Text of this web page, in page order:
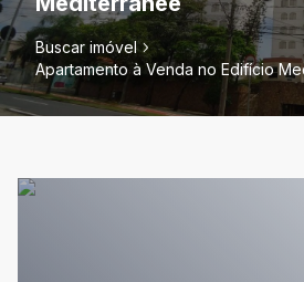
Buscar imóvel
Apartamento à Venda no Edifício